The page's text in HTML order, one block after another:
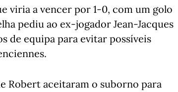
viria a vencer por 1-0, com um golo
pediu ao ex-jogador Jean-Jacques
de equipa para evitar possíveis
Robert aceitaram o suborno para